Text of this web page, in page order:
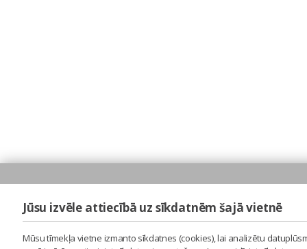
Jūsu izvēle attiecībā uz sīkdatnēm šajā vietnē
Mūsu tīmekļa vietne izmanto sīkdatnes (cookies), lai analizētu